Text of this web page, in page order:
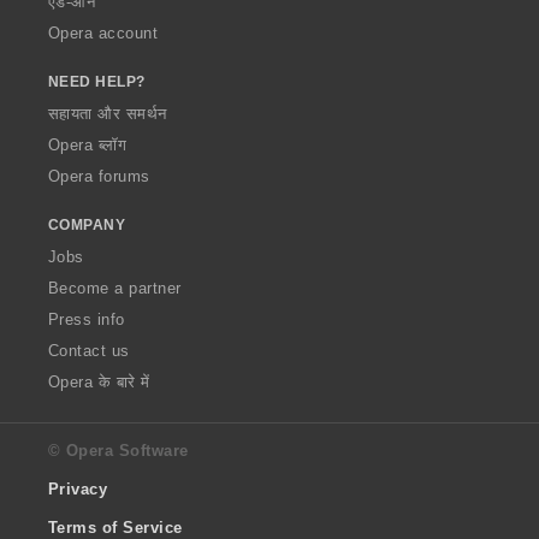
Opera account
NEED HELP?
सहायता और समर्थन
Opera ब्लॉग
Opera forums
COMPANY
Jobs
Become a partner
Press info
Contact us
Opera के बारे में
© Opera Software
Privacy
Terms of Service